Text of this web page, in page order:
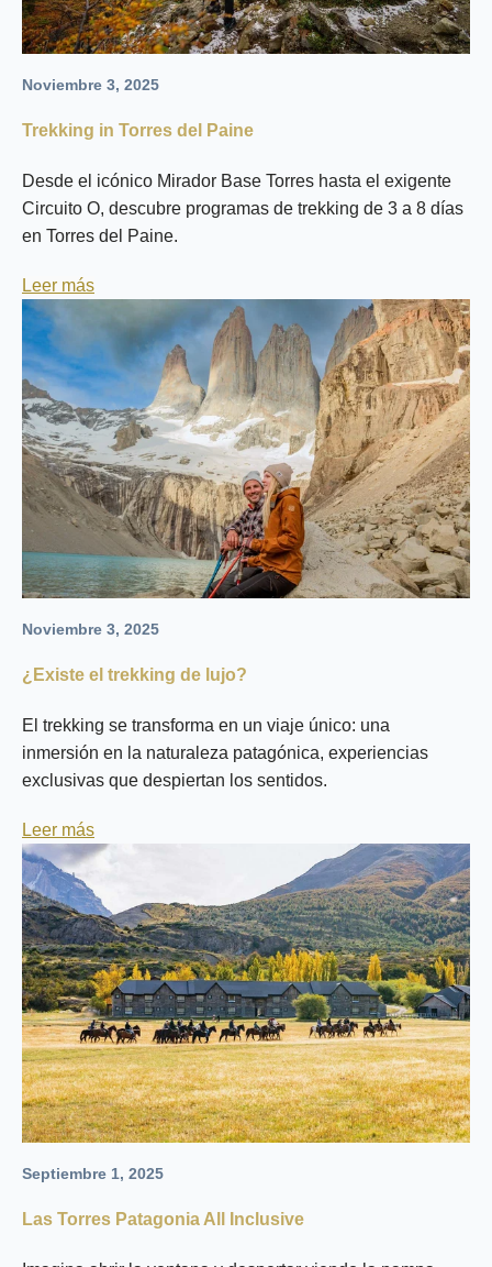
Noviembre 3, 2025
Trekking in Torres del Paine
Desde el icónico Mirador Base Torres hasta el exigente
Circuito O, descubre programas de trekking de 3 a 8 días
en Torres del Paine.
Leer más
Noviembre 3, 2025
¿Existe el trekking de lujo?
El trekking se transforma en un viaje único: una
inmersión en la naturaleza patagónica, experiencias
exclusivas que despiertan los sentidos.
Leer más
Septiembre 1, 2025
Las Torres Patagonia All Inclusive